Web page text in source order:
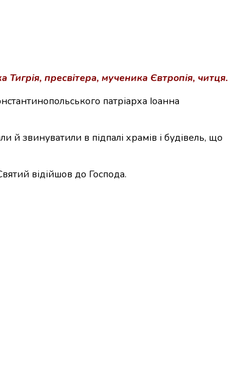
пресвітера, мученика Євтропія, читця.
патріарха Іоанна
й звинуватили в підпалі храмів і будівель, що
відійшов до Господа.